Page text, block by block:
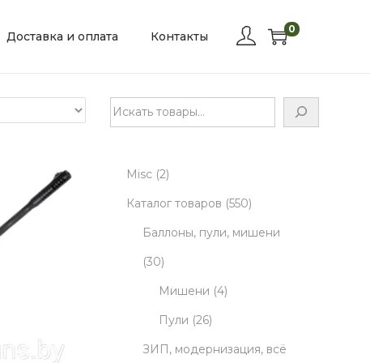
Доставка и оплата Контакты
0
П
о
Misc 22
p
r
d
u
c
Каталог товаров 5505
5
o
Баллоны, пули, мишени
303
0
p
r
Мишени 44
r
Пули 262
6
ЗИП, модернизация, всё